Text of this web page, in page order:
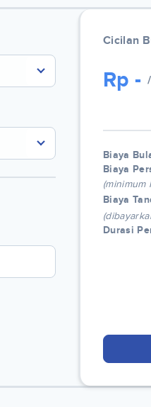
Cicilan
Rp -
Biaya
Biaya
(minimum
Biaya
Durasi